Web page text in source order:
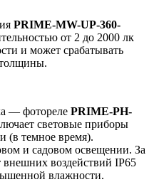
PRIME-MW-UP-360-
от 2 до 2000 лк
и может срабатывать
— фотореле PRIME-PH-
световые приборы
(в темное время).
и садовом освещении. За
внешних воздействий IP65
влажности.